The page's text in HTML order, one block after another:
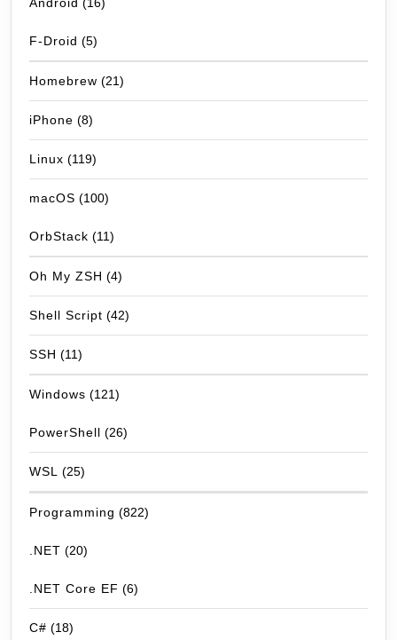
Android (16)
F-Droid (5)
Homebrew (21)
iPhone (8)
Linux (119)
macOS (100)
OrbStack (11)
Oh My ZSH (4)
Shell Script (42)
SSH (11)
Windows (121)
PowerShell (26)
WSL (25)
Programming (822)
.NET (20)
.NET Core EF (6)
C# (18)